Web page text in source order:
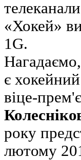
«Хокей»
1G.
є
віце-
року
лютому